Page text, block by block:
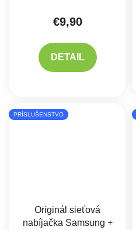
€9,90
DETAIL
PRÍSLUŠENSTVO
Originál sieťová
nabíjačka Samsung +